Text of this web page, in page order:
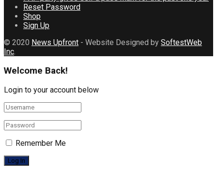
Reset Password
Shop
Sign Up
© 2020 News Upfront - Website Designed by SoftestWeb
Inc.
Welcome Back!
Login to your account below
Remember Me